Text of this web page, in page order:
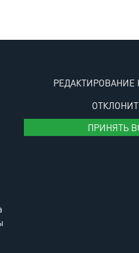
РЕДАКТИРОВАНИЕ
ПРИНЯТЬ